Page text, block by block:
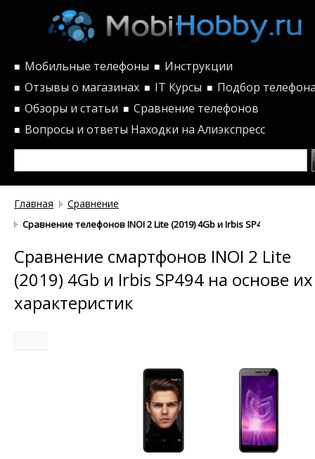
■ Мобильные телефоны ■ Инструкции
■ Отзывы о магазинах ■ IT Курсы ■ Подбор
■ Обзоры и статьи ■ Сравнение телефонов
■ Вопросы и ответы Находки на Алиэкспресс
Главная Сравнение
Сравнение телефонов INOI 2 Lite (2019) 4Gb и Irbis SP494 по
Сравнение смартфонов INOI 2 Lite
(2019) 4Gb и Irbis SP494 на основе их
характеристик